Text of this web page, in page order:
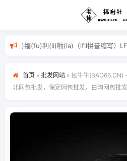
来(lai)福(fu)利(li)啦(la)（lfll拼音缩写）
首页 » 批发网站 » 包牛牛(BAO66.CN)
北网包批发，保定网包批发，白沟网包批